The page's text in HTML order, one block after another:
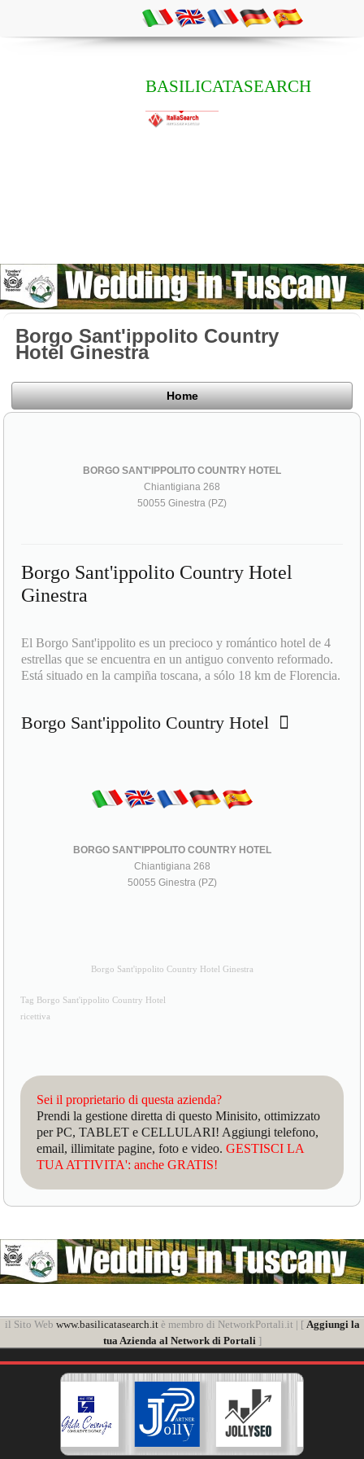
BASILICATASEARCH
Borgo Sant'ippolito Country
Hotel Ginestra
Home
BORGO SANT'IPPOLITO COUNTRY HOTEL
Chiantigiana 268
50055 Ginestra (PZ)
Borgo Sant'ippolito Country Hotel
Ginestra
El Borgo Sant'ippolito es un precioco y romántico hotel de 4
estrellas que se encuentra en un antiguo convento reformado.
Está situado en la campiña toscana, a sólo 18 km de Florencia.
Borgo Sant'ippolito Country Hotel
BORGO SANT'IPPOLITO COUNTRY HOTEL
Chiantigiana 268
50055 Ginestra (PZ)
Borgo Sant'ippolito Country Hotel Ginestra
Tag Borgo Sant'ippolito Country Hotel
ricettiva
Sei il proprietario di questa azienda?
Prendi la gestione diretta di questo Minisito, ottimizzato
per PC, TABLET e CELLULARI! Aggiungi telefono,
email, illimitate pagine, foto e video.GESTISCI LA
TUA ATTIVITA': anche GRATIS!
il Sito Web www.basilicatasearch.itè membro di NetworkPortali.it | [ Aggiungi la
tua Azienda al Network di Portali]